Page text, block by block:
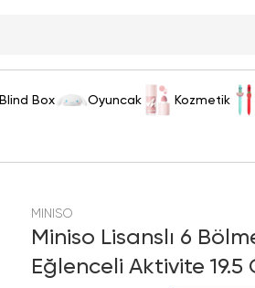
Blind Box Oyuncak Kozmetik
MINISO
Miniso Lisanslı 6
Eğlenceli Aktivite 19.5